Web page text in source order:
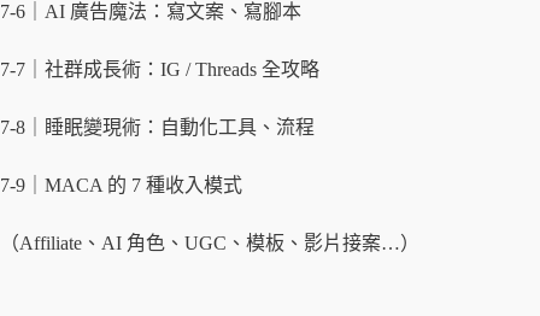
7-6｜AI 廣告魔法：寫文案、寫腳本
7-7｜社群成長術：IG / Threads 全攻略
7-8｜睡眠變現術：自動化工具、流程
7-9｜MACA 的 7 種收入模式
（Affiliate、AI 角色、UGC、模板、影片接案…）